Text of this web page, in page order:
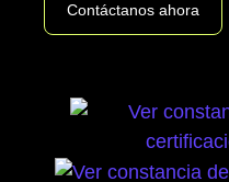
Contáctanos ahora